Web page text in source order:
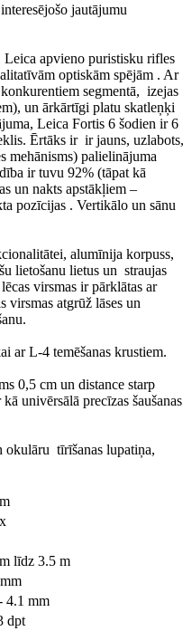
jautājumu
apvieno puristisku rifles
optiskām spējām . Ar
segmentā, izejas
un ārkārtīgi platu skatleņķi
Leica Fortis 6 šodien ir 6
Ērtāks ir ir jauns, uzlabots,
mehānisms) palielinājuma
ir tuvu 92% (tāpat kā
un nakts apstākļiem –
pozīcijas . Vertikālo un sānu
alumīnija korpuss,
lietošanu lietus un straujas
virsmas ir pārklātas ar
virsmas atgrūž lāses un
ar L-4 temēšanas krustiem.
0,5 cm un distance starp
univērsālā precīzas šaušanas
okulāru tīrīšanas lupatiņa,
līdz 3.5 m
4.1 mm
dpt